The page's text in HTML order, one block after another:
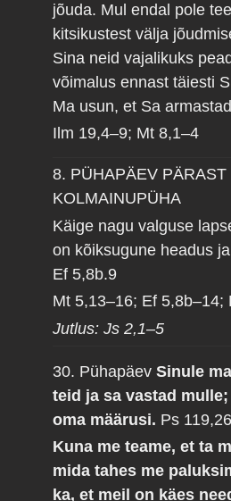
jõuda. Mul endal pole
kitsikustest välja
Sina neid vajalikuks
võimalus ennast täiesti
Ma usun, et Sa
Ilm 19,4–9; Mt 8,1–4
8. PÜHAPÄEV PÄRAST
KOLMAINUPÜHA
Käige nagu valguse
on kõiksugune headus
Ef 5,8b.9
Mt 5,13–16; Ef 5,8b–14;
Jutlus: Js 2,1–5
30. PühapäevSinule
teid ja sa vastad
oma määrusi. Ps 119,26
Kuna me teame, et ta
mida tahes me
ka, et meil on käes